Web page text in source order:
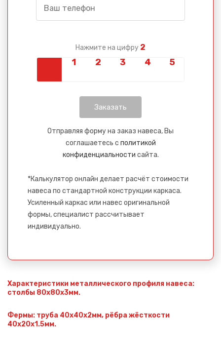
Нажмите на цифру 2
Отправляя форму на заказ навеса, Вы
соглашаетесь с политикой
конфиденциальности сайта.
*Калькулятор онлайн делает расчёт стоимости
навеса по стандартной конструкции каркаса.
Усиленный каркас или навес оригинальной
формы, специалист рассчитывает
индивидуально.
Характеристики металлического профиля навеса:
столбы 80х80х3мм.
Фермы: труба 40х40х2мм, рёбра жёсткости
40х20х1.5мм.
отправлено
Вами.